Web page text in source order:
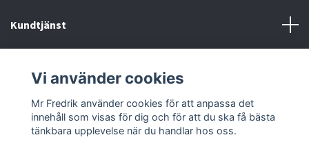
Kundtjänst
Sociala medier
Vi använder cookies
Mr Fredrik använder cookies för att anpassa det
innehåll som visas för dig och för att du ska få bästa
tänkbara upplevelse när du handlar hos oss.